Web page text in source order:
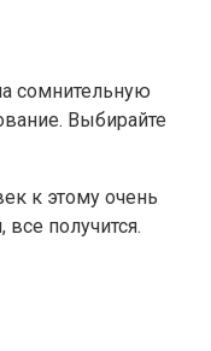
сомнительную
Выбирайте
к этому очень
получится.